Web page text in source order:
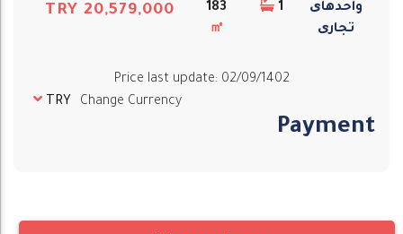
واحدهای
تجاری
1
183
㎡
TRY 20,579,000
Price last update: 02/09/1402
Change Currency
TRY
Payment